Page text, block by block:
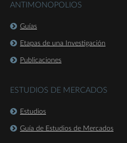
ANTIMONOPOLIOS
Guías
Etapas de una Investigación
Publicaciones
ESTUDIOS DE MERCADOS
Estudios
Guía de Estudios de Mercados